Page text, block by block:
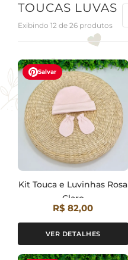
TOUCAS LUVAS
Exibindo 12 de 26 produtos
Salvar
Kit Touca e Luvinhas Rosa
Claro
R$ 82,00
VER DETALHES